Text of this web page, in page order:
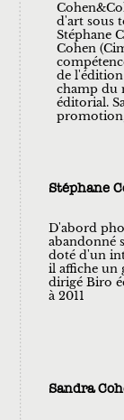
d'art sous
Stéphane
Cohen
de
champ du
éditorial.
promotion,
Stéphane
D'abord
abandonné
doté d'un
il affiche un
dirigé Biro
à 2011
Sandra